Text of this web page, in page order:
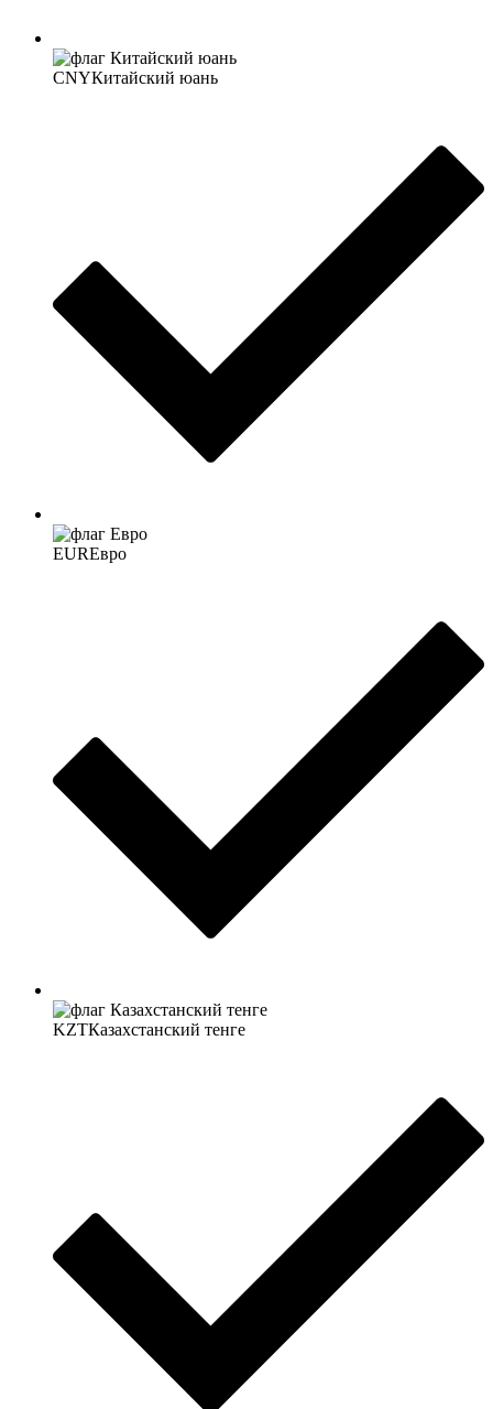
CNYКитайский юань
EURЕвро
KZTКазахстанский тенге